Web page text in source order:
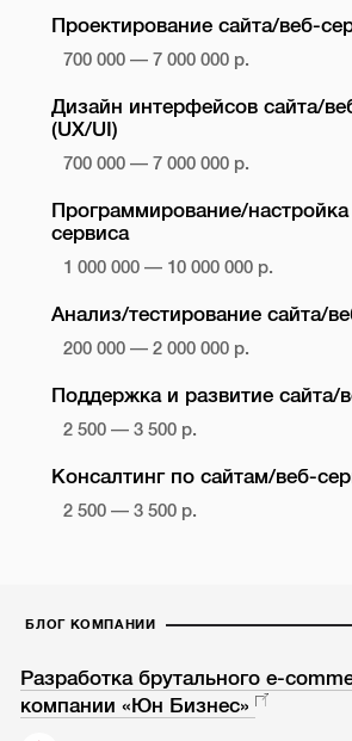
Проектирование сайта/веб-
700 000 — 7 000 000 р.
Дизайн интерфейсов сайта/
(UX/UI)
700 000 — 7 000 000 р.
Программирование/настройка
сервиса
1 000 000 — 10 000 000 р.
Анализ/тестирование сайта/
200 000 — 2 000 000 р.
Поддержка и развитие сайта/
2 500 — 3 500 р.
Консалтинг по сайтам/веб-
2 500 — 3 500 р.
БЛОГ КОМПАНИИ
Разработка брутального e-
компании «Юн Бизнес»